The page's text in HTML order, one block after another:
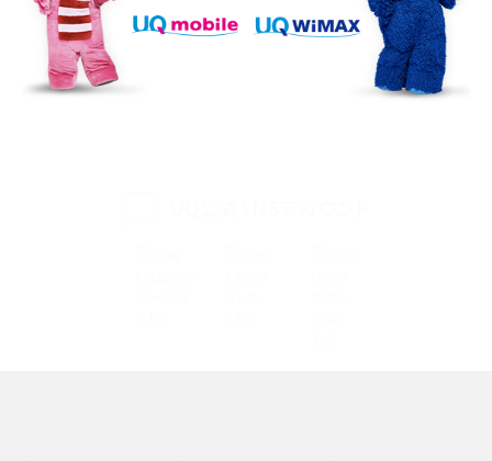
iPhone 16シリーズのモデルを比較！価格・サイズ・カメラ性能の違いを徹底解説
iPhone 16とiPhone 15の違いは？カメラ・スペック・機能を徹底比較